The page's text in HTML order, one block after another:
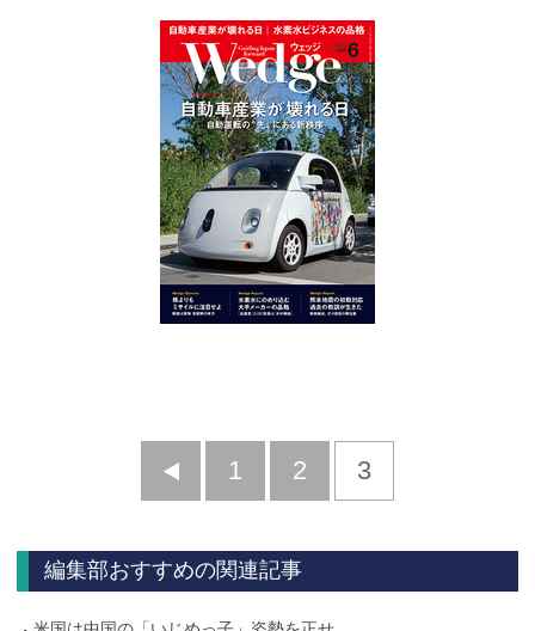
前
1 2 3
編集部おすすめの関連記事